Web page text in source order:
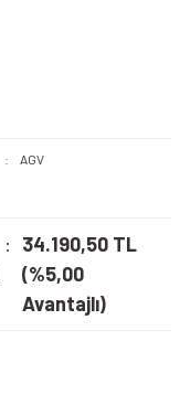
AGV
34.190,50 TL
(%5,00
Avantajlı)